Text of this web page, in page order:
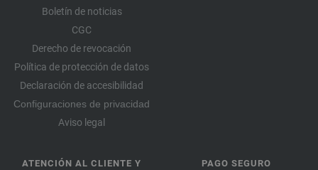
Boletín de noticias
CGC
Derecho de revocación
Política de protección de datos
Declaración de accesibilidad
Configuraciones de privacidad
Aviso legal
ATENCIÓN AL CLIENTE Y
PAGO SEGURO